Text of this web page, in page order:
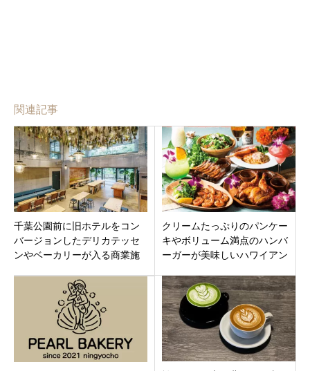
関連記事
千葉公園前に旧ホテルをコン
バージョンしたデリカテッセ
ンやベーカリーが入る商業施
ーズ）」オープン
クリームたっぷりのパンケー
キやボリューム満点のハンバ
ーガーが美味しいハワイアン
ナイースト店」千葉県浦安市